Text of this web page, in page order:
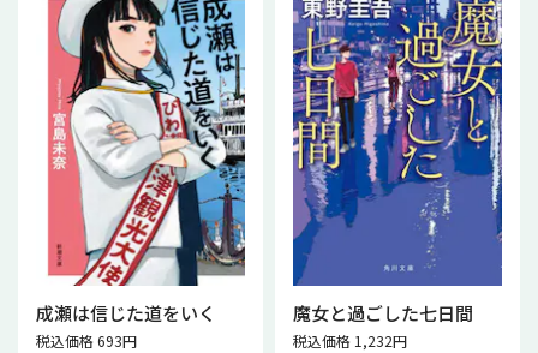
成瀬は信じた道をいく
税込価格 693円
魔女と過ごした七日間
税込価格 1,232円